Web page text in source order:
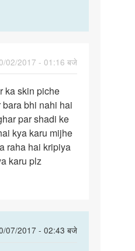
02/2017 - 01:16 बजे
ka skin piche
bhi nahi hai
par shadi ke
kya karu mijhe
raha hai kripiya
karu plz
07/2017 - 02:43 बजे